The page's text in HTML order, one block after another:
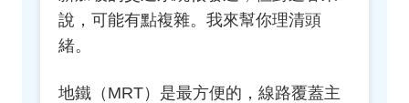
說，可能有點複雜。我來幫你理清頭
緒。
地鐵（MRT）是最方便的，線路覆蓋主